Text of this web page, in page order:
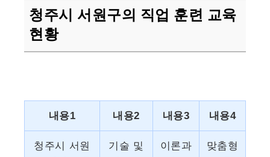
청주시 서원구의 직업 훈련 교육
현황
내용1 내용2 내용3 내용4
청주시 서원
기술 및
이론과
맞춤형